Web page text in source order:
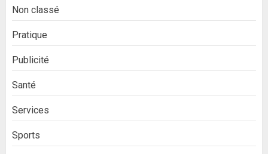
Non classé
Pratique
Publicité
Santé
Services
Sports